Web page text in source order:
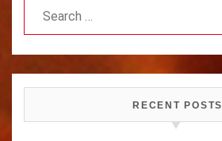
Search
for:
RECENT POSTS